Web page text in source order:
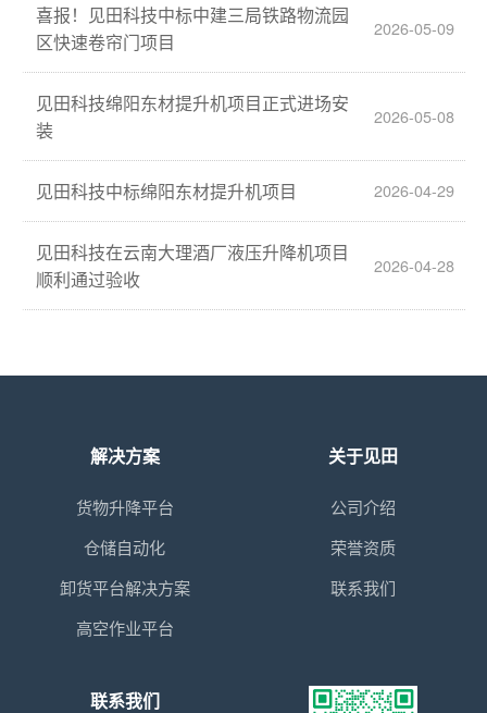
喜报！见田科技中标中建三局铁路物流园
区快速卷帘门项目
2026-05-09
见田科技绵阳东材提升机项目正式进场安
装
2026-05-08
见田科技中标绵阳东材提升机项目 2026-04-29
见田科技在云南大理酒厂液压升降机项目
顺利通过验收
2026-04-28
解决方案
货物升降平台
仓储自动化
卸货平台解决方案
高空作业平台
关于见田
公司介绍
荣誉资质
联系我们
联系我们